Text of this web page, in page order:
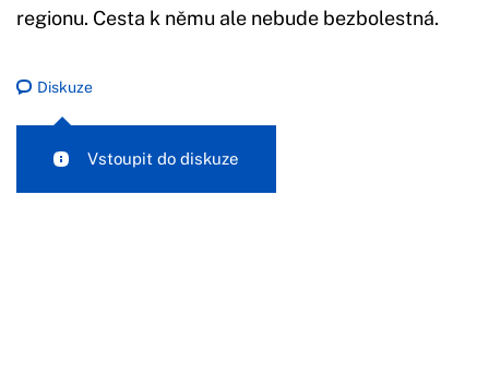
regionu. Cesta k němu ale nebude bezbolestná.
Diskuze
Vstoupit do diskuze